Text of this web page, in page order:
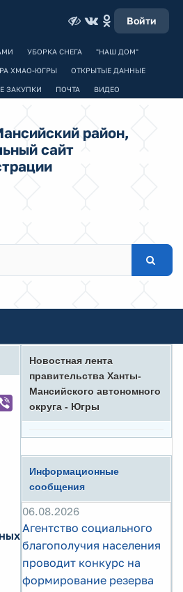
Войти
УБОРКА СНЕГА "НАШ ДОМ"
ХМАО-ЮГРЫ ОТКРЫТЫЕ ДАННЫЕ
ЗАКУПКИ ПОЧТА ВИДЕО
район,
сайт
Новостная лента
правительства Ханты-
Мансийского автономного
округа - Югры
Информационные
сообщения
06.08.2026
Агентство социального
благополучия населения
проводит конкурс на
формирование резерва